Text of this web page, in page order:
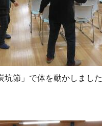
坑節」で体を動かしました